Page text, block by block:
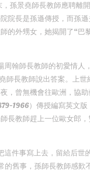
孫景堯師長教師應聘離
院長是孫遜傳授，而孫
的外甥女，她揭開了“巴
周翰師長教師的初愛情人
師長教師說出答案。上
，曾無機會往歐洲，協
1966）傳授編寫英文版
長教師趕上一位歐女郎
這件事寫上去，留給后世
的舊事，孫師長教師感歎